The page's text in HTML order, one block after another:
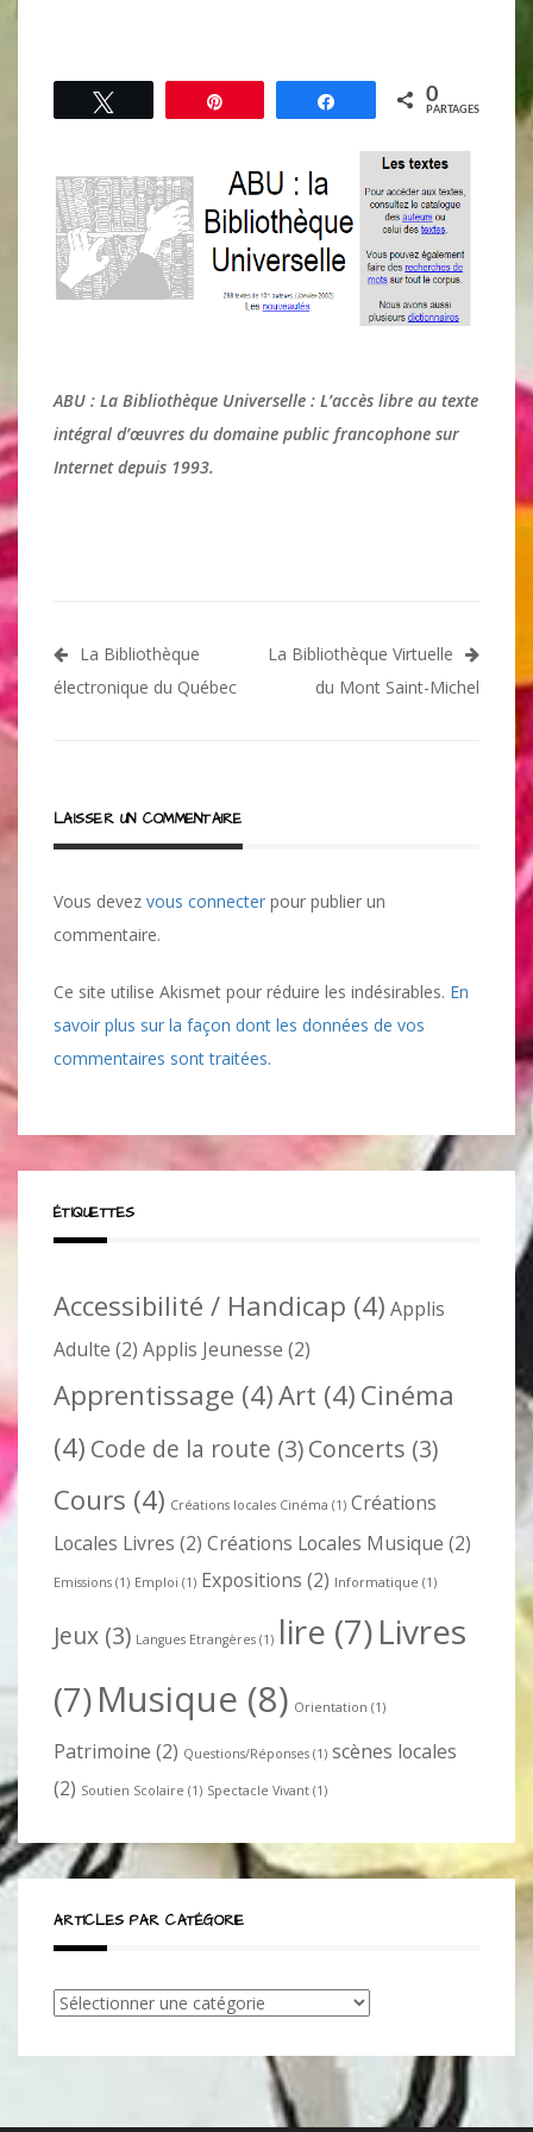
Partagez 0
PARTAGES
ABU : La Bibliothèque Universelle : L’accès libre au texte
intégral d’œuvres du domaine public francophone sur
Internet depuis 1993.
Navigation
de
La Bibliothèque
électronique du Québec
La Bibliothèque Virtuelle
du Mont Saint-Michel
LAISSER UN COMMENTAIRE
Vous devez vous connecter pour publier un
commentaire.
Ce site utilise Akismet pour réduire les indésirables. En
savoir plus sur la façon dont les données de vos
commentaires sont traitées.
ÉTIQUETTES
Accessibilité / Handicap (4) Applis
Adulte (2) Applis Jeunesse (2)
Apprentissage (4)Art (4) Cinéma
(4) Code de la route (3)Concerts (3)
Cours (4) Créations locales Cinéma (1) Créations
Locales Livres (2) Créations Locales Musique (2)
Emissions (1) Emploi (1) Expositions (2) Informatique (1)
Jeux (3) Langues Etrangères (1) lire (7)Livres
(7)Musique (8) Orientation (1)
Patrimoine (2) Questions/Réponses (1) scènes locales
(2) Soutien Scolaire (1) Spectacle Vivant (1)
ARTICLES PAR CATÉGORIE
Articles